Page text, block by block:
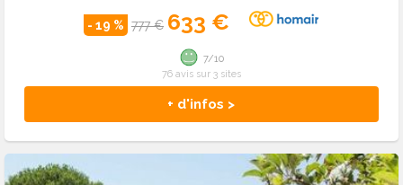
- 19 % 777 € 633 €
+ d'infos >
7/10
76 avis sur 3 sites